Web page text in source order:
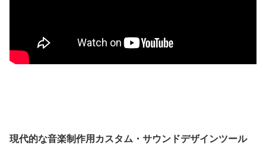
現代的な音楽制作用カスタム・サウンドデザインツール